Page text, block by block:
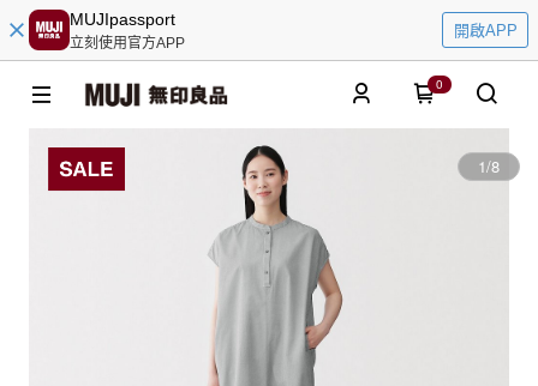
MUJIpassport
立刻使用官方APP
開啟APP
0
1/8